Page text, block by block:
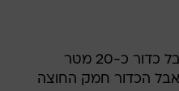
פיליפ מנה קשר האדומים קיבל כדור כ-20 מטר
הכדור חמק החוצה